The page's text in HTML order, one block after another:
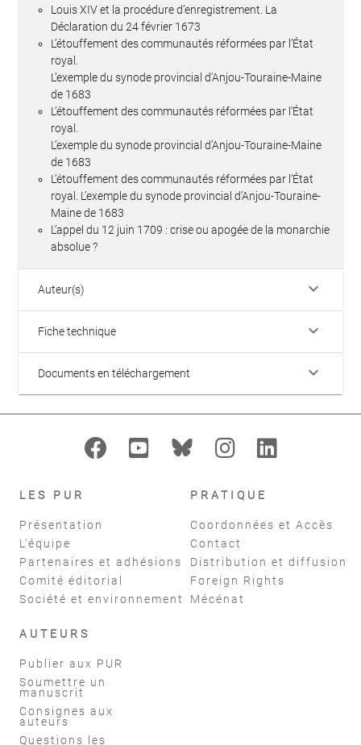
Louis XIV et la procédure d’enregistrement. La
Déclaration du 24 février 1673
L’étouffement des communautés réformées par l’État
royal.
L’exemple du synode provincial d’Anjou-Touraine-Maine
de 1683
L’étouffement des communautés réformées par l’État
royal.
L’exemple du synode provincial d’Anjou-Touraine-Maine
de 1683
L’étouffement des communautés réformées par l’État
royal. L’exemple du synode provincial d’Anjou-Touraine-
Maine de 1683
L’appel du 12 juin 1709 : crise ou apogée de la monarchie
absolue ?
Auteur(s) keyboard_arrow_down
Fiche technique keyboard_arrow_down
Documents en téléchargement keyboard_arrow_down
LES PUR
Présentation
L'équipe
Partenaires et adhésions
Comité éditorial
Société et environnement
PRATIQUE
Coordonnées et Accès
Contact
Distribution et diffusion
Foreign Rights
Mécénat
AUTEURS
Publier aux PUR
Soumettre un
manuscrit
Consignes aux
auteurs
Questions les